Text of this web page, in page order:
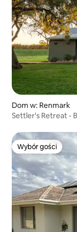
Dom w: Renmark
Settler's Retreat -
Wybór gości
Wybór gości